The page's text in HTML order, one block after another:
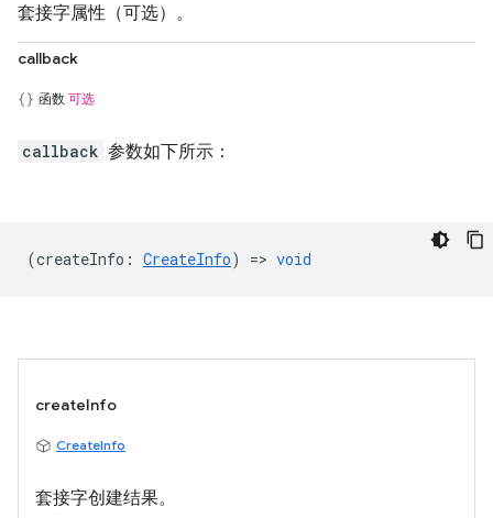
套接字属性（可选）。
callback
函数 可选
callback 参数如下所示：
(createInfo : CreateInfo) => void
createInfo
CreateInfo
套接字创建结果。